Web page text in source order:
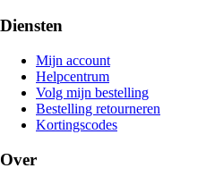
Diensten
Mijn account
Helpcentrum
Volg mijn bestelling
Bestelling retourneren
Kortingscodes
Over